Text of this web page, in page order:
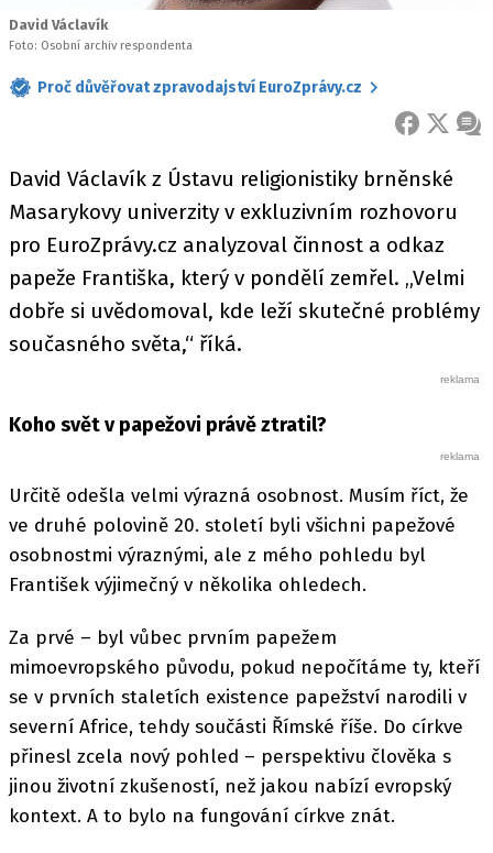
David Václavík
Foto: Osobní archiv respondenta
Proč důvěřovat zpravodajství EuroZprávy.cz
FACEBOOK
X
David Václavík z Ústavu religionistiky brněnské
Masarykovy univerzity v exkluzivním rozhovoru
pro EuroZprávy.cz analyzoval činnost a odkaz
papeže Františka, který v pondělí zemřel. „Velmi
dobře si uvědomoval, kde leží skutečné problémy
současného světa,“ říká.
Koho svět v papežovi právě ztratil?
Určitě odešla velmi výrazná osobnost. Musím říct, že
ve druhé polovině 20. století byli všichni papežové
osobnostmi výraznými, ale z mého pohledu byl
František výjimečný v několika ohledech.
Za prvé – byl vůbec prvním papežem
mimoevropského původu, pokud nepočítáme ty, kteří
se v prvních staletích existence papežství narodili v
severní Africe, tehdy součásti Římské říše. Do církve
přinesl zcela nový pohled – perspektivu člověka s
jinou životní zkušeností, než jakou nabízí evropský
kontext. A to bylo na fungování církve znát.